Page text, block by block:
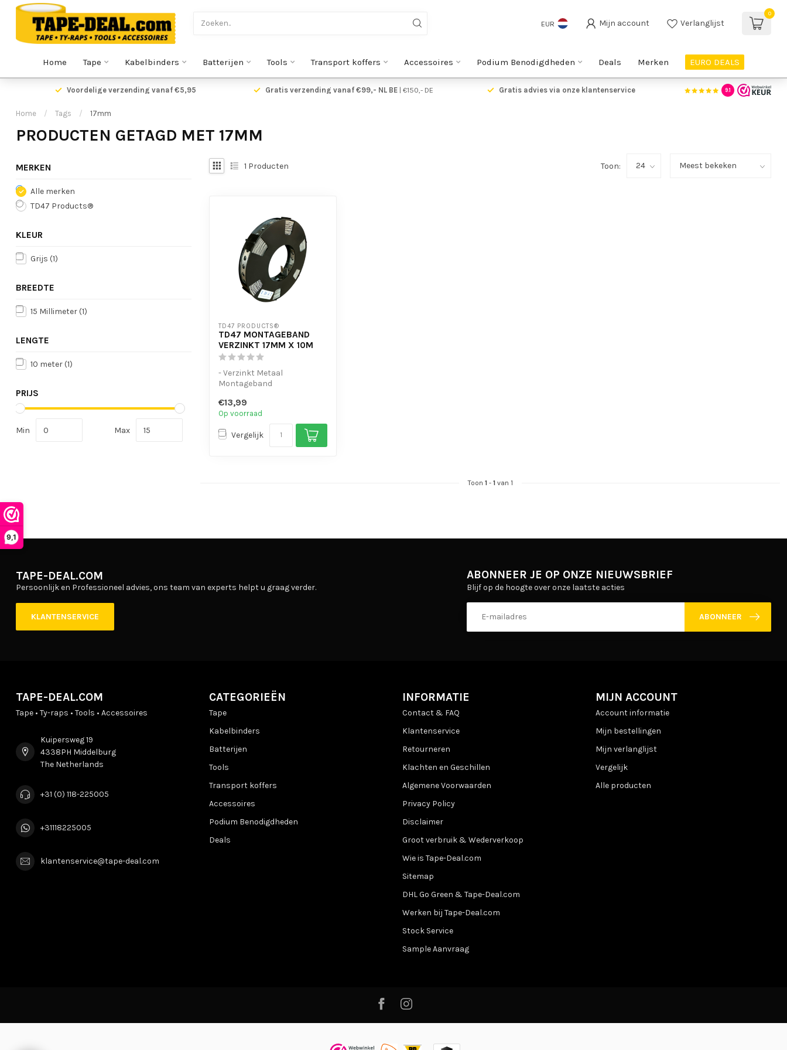
9,1
EUR Mijn account Verlanglijst
0
Home Tape Kabelbinders Batterijen Tools Transport koffers Accessoires Podium Benodigdheden Deals Merken EURO DEALS
Voordelige verzending vanaf €5,95 Gratis verzending vanaf €99,- NL BE| €150,- DE Gratis advies via onze klantenservice 9.1
Home / Tags / 17mm
PRODUCTEN GETAGD MET 17MM
MERKEN
Alle merken
TD47 Products®
KLEUR
Grijs (1)
BREEDTE
15 Millimeter (1)
LENGTE
10 meter (1)
PRIJS
Min Max
1 Producten Toon:
TD47 PRODUCTS®
TD47 MONTAGEBAND
VERZINKT 17MM X 10M
- Verzinkt Metaal
Montageband
van beursstand en de...
€13,99
Op voorraad
Vergelijk
Toon 1- 1van 1
TAPE-DEAL.COM
Persoonlijk en Professioneel advies, ons team van experts helpt u graag verder.
KLANTENSERVICE
ABONNEER JE OP ONZE NIEUWSBRIEF
Blijf op de hoogte over onze laatste acties
ABONNEER
TAPE-DEAL.COM
Tape • Ty-raps • Tools • Accessoires
Kuipersweg 19
4338PH Middelburg
The Netherlands
+31 (0) 118-225005
+31118225005
klantenservice@tape-deal.com
CATEGORIEËN
Tape
Kabelbinders
Batterijen
Tools
Transport koffers
Accessoires
Podium Benodigdheden
Deals
INFORMATIE
Contact & FAQ
Klantenservice
Retourneren
Klachten en Geschillen
Algemene Voorwaarden
Privacy Policy
Disclaimer
Groot verbruik & Wederverkoop
Wie is Tape-Deal.com
Sitemap
DHL Go Green & Tape-Deal.com
Werken bij Tape-Deal.com
Stock Service
Sample Aanvraag
MIJN ACCOUNT
Account informatie
Mijn bestellingen
Mijn verlanglijst
Vergelijk
Alle producten